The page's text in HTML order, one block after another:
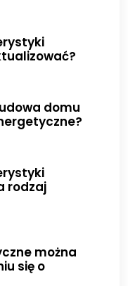
domu
rodzaj
można
się o